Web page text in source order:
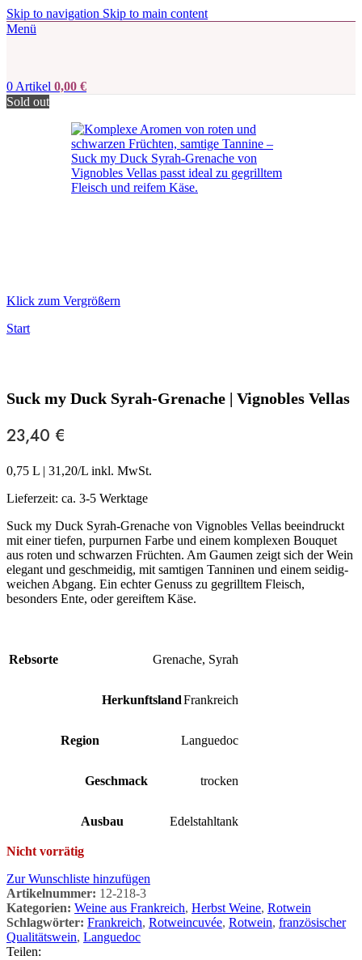
Skip to navigation Skip to main content
Menü
0 Artikel 0,00 €
Sold out
Klick zum Vergrößern
Start
Suck my Duck Syrah-Grenache | Vignobles Vellas
23,40 €
0,75 L | 31,20/L inkl. MwSt.
Lieferzeit: ca. 3-5 Werktage
Suck my Duck Syrah-Grenache von Vignobles Vellas beeindruckt
mit einer tiefen, purpurnen Farbe und einem komplexen Bouquet
aus roten und schwarzen Früchten. Am Gaumen zeigt sich der Wein
elegant und geschmeidig, mit samtigen Tanninen und einem seidig-
weichen Abgang. Ein echter Genuss zu gegrilltem Fleisch,
besonders Ente, oder gereiftem Käse.
Rebsorte Grenache, Syrah
HerkunftslandFrankreich
Region Languedoc
Geschmack trocken
Ausbau Edelstahltank
Nicht vorrätig
Zur Wunschliste hinzufügen
Artikelnummer: 12-218-3
Kategorien: Weine aus Frankreich, Herbst Weine, Rotwein
Schlagwörter: Frankreich, Rotweincuvée, Rotwein, französischer
Qualitätswein, Languedoc
Teilen: